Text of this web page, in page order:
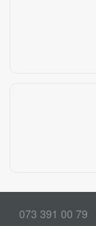
073 391 00 79